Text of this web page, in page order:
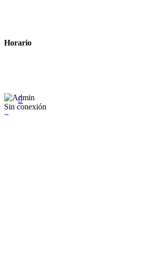
Horario
Sin conexión

